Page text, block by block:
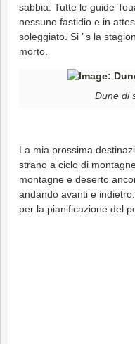
sabbia. Tutte le guide
nessuno fastidio e in
soleggiato. Si ’ s la
morto.
Dune di
La mia prossima
strano a ciclo di
montagne e deserto
andando avanti e
per la pianificazione del